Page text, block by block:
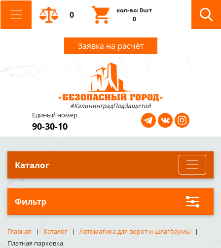
0
кол-во: 0шт
0
Заявка на расчёт
#КалининградПодЗащитой
Единый номер
90-30-10
Каталог
Фильтр
Главная Каталог
Автоматика для ворот и шлагбаумы
Платная парковка